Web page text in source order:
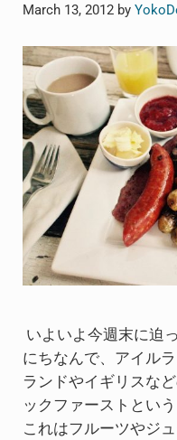
March 13, 2012 by
いよいよ今週末に迫
にちなんで、アイル
ランドやイギリスな
ックファーストとい
これはフルーツやジ